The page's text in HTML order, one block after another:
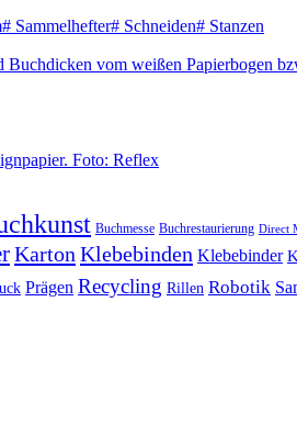
# Sammelhefter# Schneiden# Stanzen
Buchmesse Buchrestaurierung Direct
Karton Klebebinden Klebebinder
Prägen Recycling Rillen Robotik